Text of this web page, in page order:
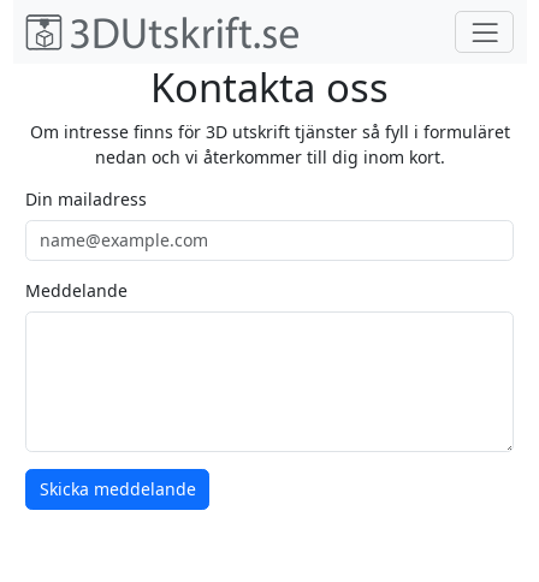
Kontakta oss
Om intresse finns för 3D utskrift tjänster så fyll i formuläret
nedan och vi återkommer till dig inom kort.
Din mailadress
Meddelande